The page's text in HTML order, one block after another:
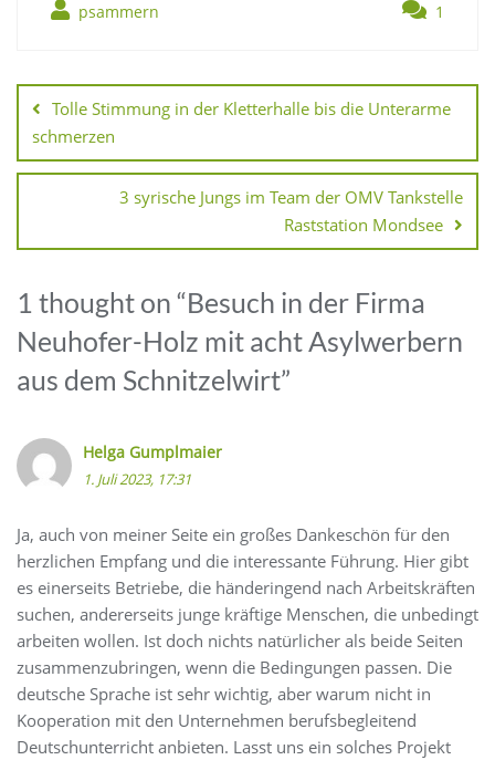
psammern 1
Tolle Stimmung in der Kletterhalle bis die Unterarme
schmerzen
3 syrische Jungs im Team der OMV Tankstelle
Raststation Mondsee
1 thought on “Besuch in der Firma
Neuhofer-Holz mit acht Asylwerbern
aus dem Schnitzelwirt”
Helga Gumplmaier
1. Juli 2023, 17:31
Ja, auch von meiner Seite ein großes Dankeschön für den
herzlichen Empfang und die interessante Führung. Hier gibt
es einerseits Betriebe, die händeringend nach Arbeitskräften
suchen, andererseits junge kräftige Menschen, die unbedingt
arbeiten wollen. Ist doch nichts natürlicher als beide Seiten
zusammenzubringen, wenn die Bedingungen passen. Die
deutsche Sprache ist sehr wichtig, aber warum nicht in
Kooperation mit den Unternehmen berufsbegleitend
Deutschunterricht anbieten. Lasst uns ein solches Projekt